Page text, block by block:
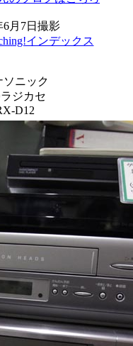
6月7日撮影
インデックス
ソニック
ジカセ
D12